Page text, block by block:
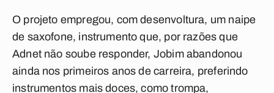
O projeto empregou, com desenvoltura, um naipe
de saxofone, instrumento que, por razões que
Adnet não soube responder, Jobim abandonou
ainda nos primeiros anos de carreira, preferindo
instrumentos mais doces, como trompa,